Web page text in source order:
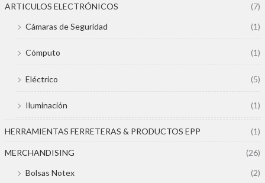
ARTICULOS ELECTRÓNICOS
(7)
Cámaras de Seguridad
(1)
Cómputo (1)
Eléctrico (5)
Iluminación (1)
HERRAMIENTAS FERRETERAS & PRODUCTOS EPP (1)
MERCHANDISING
(26)
Bolsas Notex
(2)